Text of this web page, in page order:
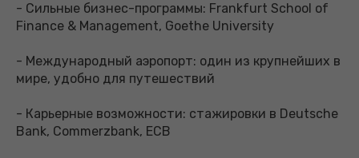
- Сильные бизнес-программы: Frankfurt School of
Finance & Management, Goethe University
- Международный аэропорт: один из крупнейших в
мире, удобно для путешествий
- Карьерные возможности: стажировки в Deutsche
Bank, Commerzbank, ECB